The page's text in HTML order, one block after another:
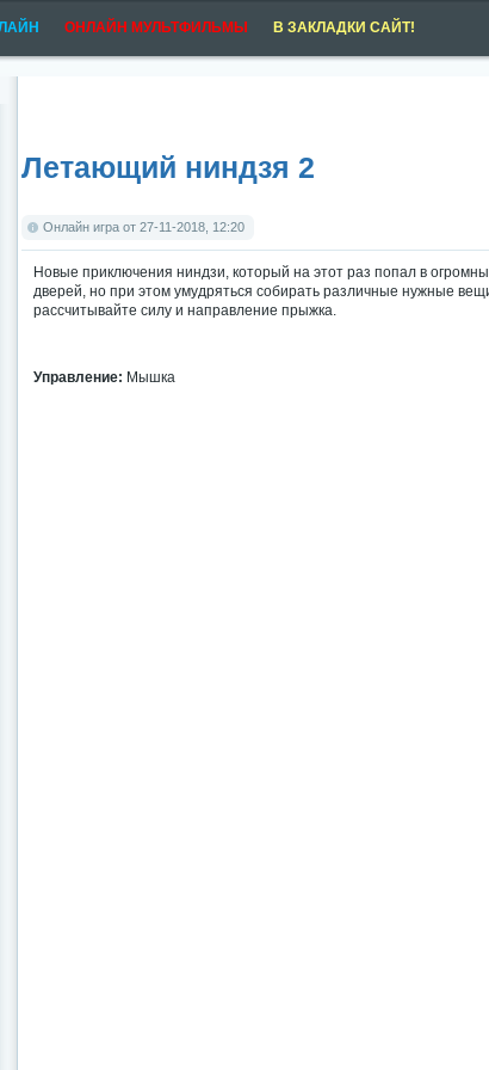
ОНЛАЙН МУЛЬТФИЛЬМЫ
В ЗАКЛАДКИ САЙТ!
Летающий ниндзя 2
Онлайн игра от 27-11-2018, 12:20
Новые приключения ниндзи, который на этот раз попал в
дверей, но при этом умудряться собирать различные нужные
рассчитывайте силу и направление прыжка.
Управление: Мышка